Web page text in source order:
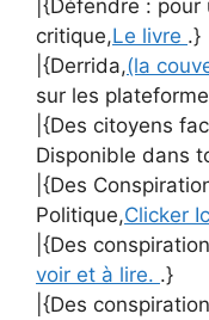
|{Défendre :
critique,Le livre .}
|{Derrida,(la
sur les
|{Des citoyens
Disponible dans
|{Des
Politique,Clicker
|{Des
voir et à lire. .}
|{Des